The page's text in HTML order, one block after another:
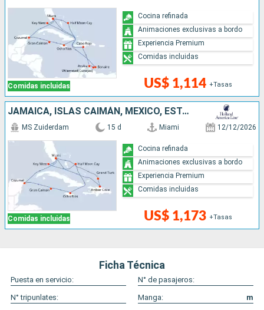
Comidas incluidas US$ 1,114 +Tasas
Cocina refinada
Animaciones exclusivas a bordo
Experiencia Premium
Comidas incluidas
JAMAICA, ISLAS CAIMÁN, MÉXICO, ESTADOS UNIDOS, REPÚBLICA DOMINICANA, BAHAMAS
Comidas incluidas
MS Zuiderdam 15 d Miami 12/12/2026
US$ 1,173 +Tasas
Cocina refinada
Animaciones exclusivas a bordo
Experiencia Premium
Comidas incluidas
Ficha Técnica
Puesta en servicio:
N° de pasajeros:
N° tripunlates:
Manga:
m